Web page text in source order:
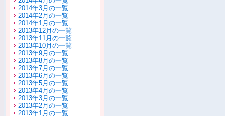
2014年3月の一覧
2014年2月の一覧
2014年1月の一覧
2013年12月の一覧
2013年11月の一覧
2013年10月の一覧
2013年9月の一覧
2013年8月の一覧
2013年7月の一覧
2013年6月の一覧
2013年5月の一覧
2013年4月の一覧
2013年3月の一覧
2013年2月の一覧
2013年1月の一覧